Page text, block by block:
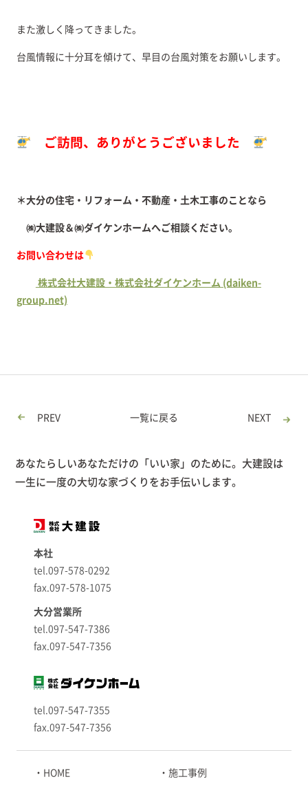
また激しく降ってきました。
台風情報に十分耳を傾けて、早目の台風対策をお願いします。
ご訪問、ありがとうございました
＊大分の住宅・リフォーム・不動産・土木工事のことなら
㈱大建設＆㈱ダイケンホームへご相談ください。
お問い合わせは
株式会社大建設・株式会社ダイケンホーム (daiken-
group.net)
PREV 一覧に戻る NEXT
あなたらしいあなただけの「いい家」のために。大建設は
一生に一度の大切な家づくりをお手伝いします。
本社
tel.097-578-0292
fax.097-578-1075
大分営業所
tel.097-547-7386
fax.097-547-7356
tel.097-547-7355
fax.097-547-7356
HOME 施工事例